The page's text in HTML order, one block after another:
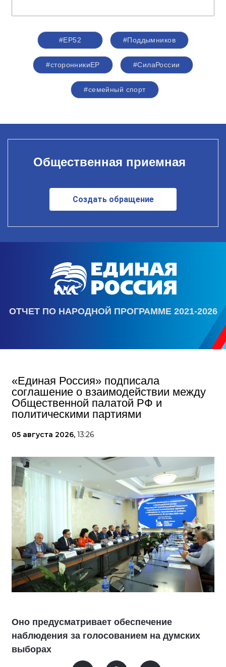
#ЕР52 #Поддымников
#сторонникиЕР #СилаРоссии
#семейный спорт
Общественная приемная
Создать обращение
ОТЧЕТ ПО НАРОДНОЙ ПРОГРАММЕ 2021-2026
«Единая Россия» подписала
соглашение о взаимодействии между
Общественной палатой РФ и
политическими партиями
05 августа 2026, 13:26
Оно предусматривает обеспечение
наблюдения за голосованием на думских
выборах